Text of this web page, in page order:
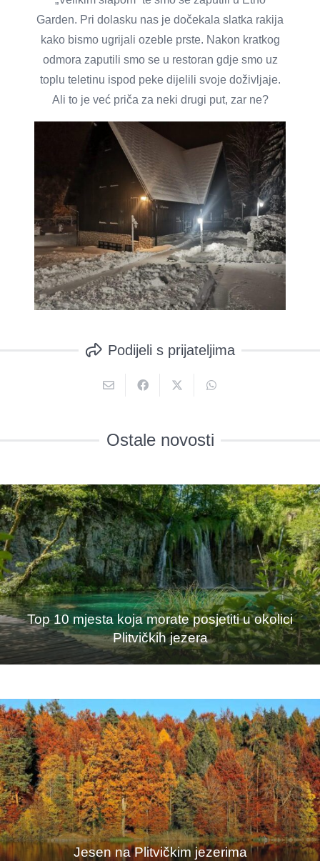
Garden. Pri dolasku nas je dočekala slatka rakija
kako bismo ugrijali ozeble prste. Nakon kratkog
odmora zaputili smo se u restoran gdje smo uz
toplu teletinu ispod peke dijelili svoje doživljaje.
Ali to je već priča za neki drugi put, zar ne?
Podijeli s prijateljima
Ostale novosti
Top 10 mjesta koja morate posjetiti u okolici
Plitvičkih jezera
Jesen na Plitvičkim jezerima